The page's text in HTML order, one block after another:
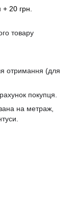
+ 20 грн.
товару
отримання (для
покупця.
на метраж,